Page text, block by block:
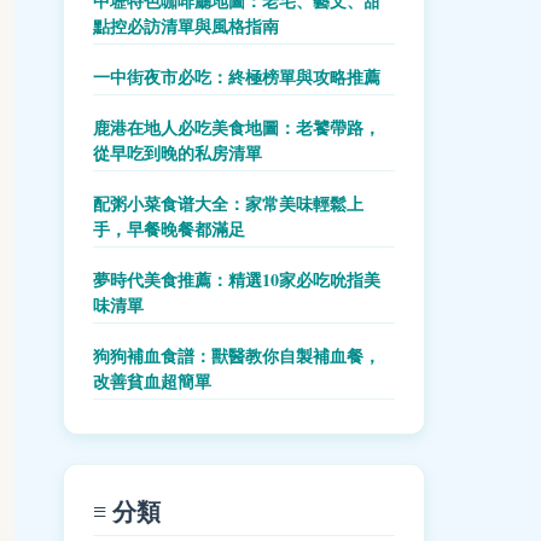
點控必訪清單與風格指南
一中街夜市必吃：終極榜單與攻略推薦
鹿港在地人必吃美食地圖：老饕帶路，
從早吃到晚的私房清單
配粥小菜食谱大全：家常美味輕鬆上
手，早餐晚餐都滿足
夢時代美食推薦：精選10家必吃吮指美
味清單
狗狗補血食譜：獸醫教你自製補血餐，
改善貧血超簡單
≡ 分類